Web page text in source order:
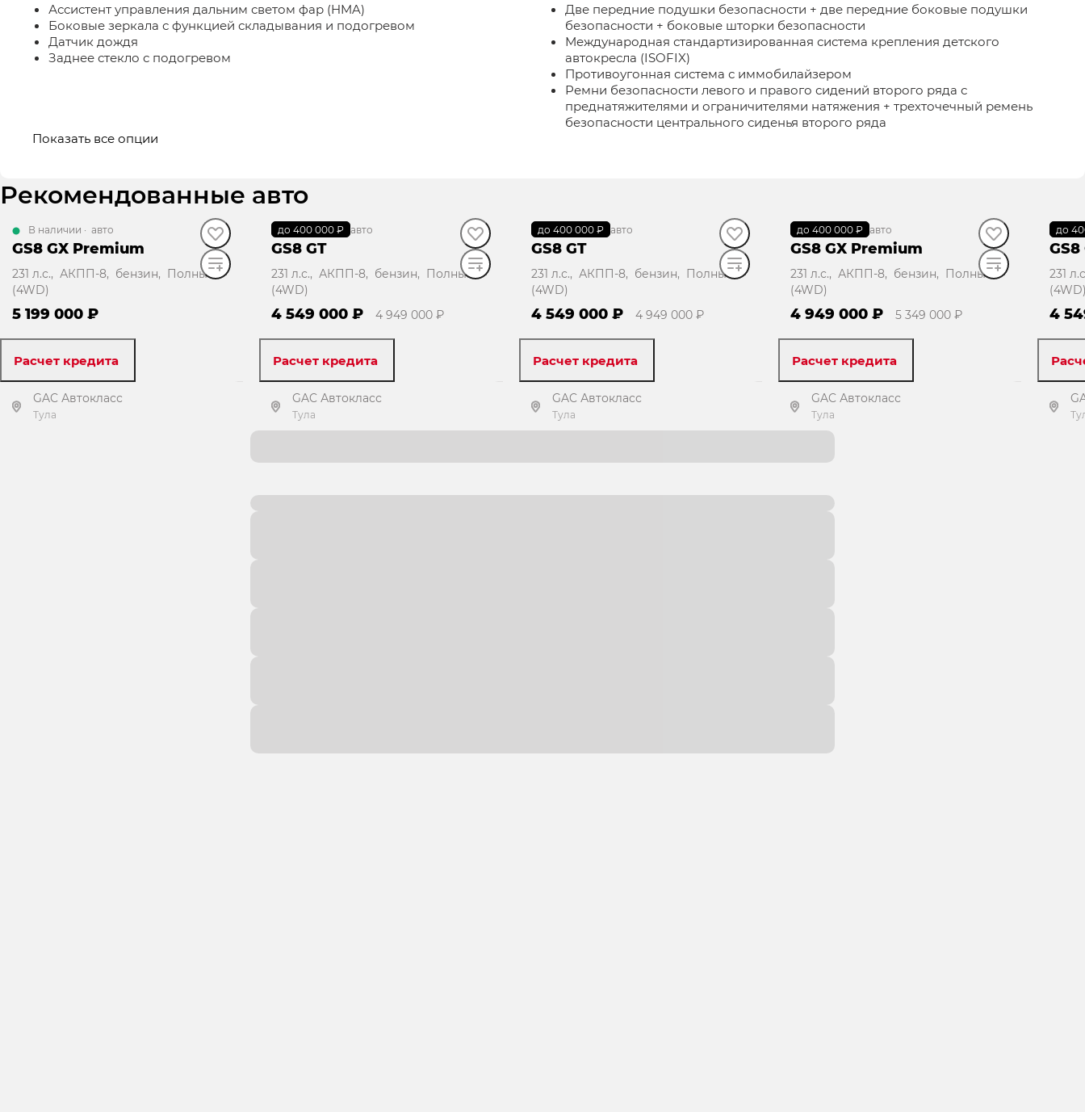
Ассистент управления дальним светом фар (HMA)
Боковые зеркала с функцией складывания и подогревом
Датчик дождя
Заднее стекло с подогревом
Две передние подушки безопасности + две передние боковые подушки
безопасности + боковые шторки безопасности
Международная стандартизированная система крепления детского
автокресла (ISOFIX)
Противоугонная система с иммобилайзером
Ремни безопасности левого и правого сидений второго ряда с
преднатяжителями и ограничителями натяжения + трехточечный ремень
безопасности центрального сиденья второго ряда
Показать все опции
Рекомендованные авто
В наличии · авто
GS8 GX Premium
231 л.с., АКПП-8, бензин, Полный
(4WD)
5 199 000 ₽
Расчет кредита
GAC Автокласс
Тула
до 400 000 ₽
В наличии· авто
GS8 GT
231 л.с., АКПП-8, бензин, Полный
(4WD)
4 549 000 ₽ 4 949 000 ₽
Расчет кредита
GAC Автокласс
Тула
до 400 000 ₽
В наличии· авто
GS8 GT
231 л.с., АКПП-8, бензин, Полный
(4WD)
4 549 000 ₽ 4 949 000 ₽
Расчет кредита
GAC Автокласс
Тула
до 400 000 ₽
В наличии· авто
GS8 GX Premium
231 л.с., АКПП-8, бензин, Полный
(4WD)
4 949 000 ₽ 5 349 000 ₽
Расчет кредита
GAC Автокласс
Тула
доВ
GS8
231
4